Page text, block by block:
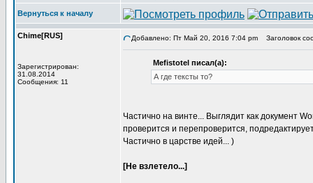
Вернуться к началу
Chime[RUS]
Зарегистрирован:
31.08.2014
Сообщения: 11
Добавлено: Пт Май 20, 2016 7:04 pm Заголовок
Mefistotel писал(а):
А где тексты то?
Частично на винте... Выглядит как документ
проверится и перепроверится,
Частично в царстве идей... )
[Не взлетело...]